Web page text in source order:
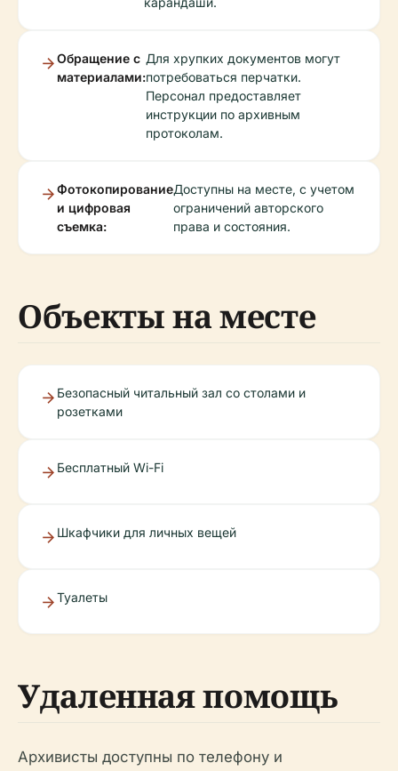
Обращение с
материалами:
Для хрупких документов могут
потребоваться перчатки.
Персонал предоставляет
инструкции по архивным
протоколам.
Фотокопирование
и цифровая
съемка:
Доступны на месте, с учетом
ограничений авторского
права и состояния.
Объекты на месте
Безопасный читальный зал со столами и
розетками
Бесплатный Wi-Fi
Шкафчики для личных вещей
Туалеты
Удаленная помощь
Архивисты доступны по телефону и